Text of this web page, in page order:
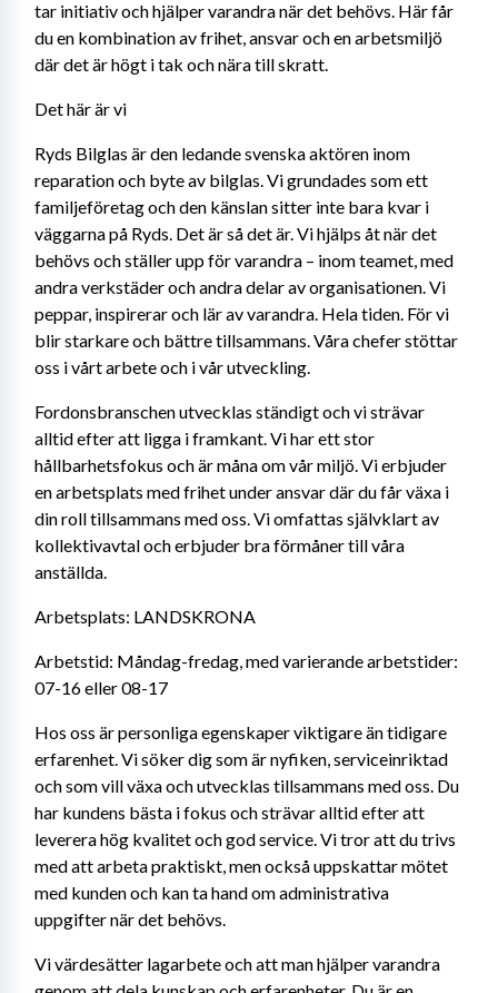
tar initiativ och hjälper varandra när det behövs. Här får
du en kombination av frihet, ansvar och en arbetsmiljö
där det är högt i tak och nära till skratt.
Det här är vi
Ryds Bilglas är den ledande svenska aktören inom
reparation och byte av bilglas. Vi grundades som ett
familjeföretag och den känslan sitter inte bara kvar i
väggarna på Ryds. Det är så det är. Vi hjälps åt när det
behövs och ställer upp för varandra – inom teamet, med
andra verkstäder och andra delar av organisationen. Vi
peppar, inspirerar och lär av varandra. Hela tiden. För vi
blir starkare och bättre tillsammans. Våra chefer stöttar
oss i vårt arbete och i vår utveckling.
Fordonsbranschen utvecklas ständigt och vi strävar
alltid efter att ligga i framkant. Vi har ett stor
hållbarhetsfokus och är måna om vår miljö. Vi erbjuder
en arbetsplats med frihet under ansvar där du får växa i
din roll tillsammans med oss. Vi omfattas självklart av
kollektivavtal och erbjuder bra förmåner till våra
anställda.
Arbetsplats: LANDSKRONA
Arbetstid: Måndag-fredag, med varierande arbetstider:
07-16 eller 08-17
Hos oss är personliga egenskaper viktigare än tidigare
erfarenhet. Vi söker dig som är nyfiken, serviceinriktad
och som vill växa och utvecklas tillsammans med oss. Du
har kundens bästa i fokus och strävar alltid efter att
leverera hög kvalitet och god service. Vi tror att du trivs
med att arbeta praktiskt, men också uppskattar mötet
med kunden och kan ta hand om administrativa
uppgifter när det behövs.
Vi värdesätter lagarbete och att man hjälper varandra